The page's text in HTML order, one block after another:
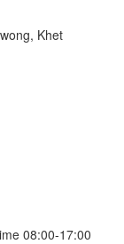
Khet
08:00-17:00